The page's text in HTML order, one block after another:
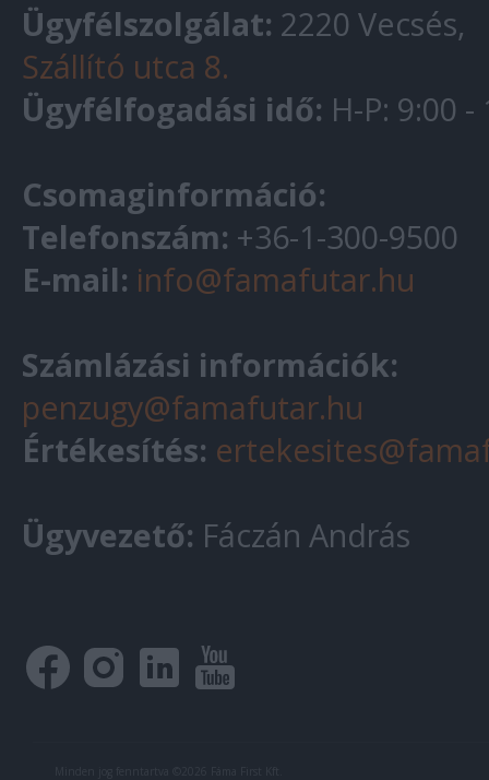
Ügyfélszolgálat: 2220 Vecsés,
Szállító utca 8.
Ügyfélfogadási idő: H-P: 9:00 -
Csomaginformáció:
Telefonszám: +36-1-300-9500
E-mail: info@famafutar.hu
Számlázási információk:
penzugy@famafutar.hu
Értékesítés:
Ügyvezető: Fáczán András